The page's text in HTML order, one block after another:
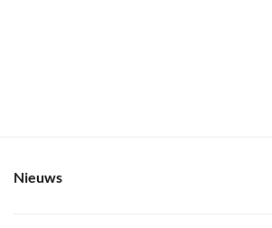
Nieuws